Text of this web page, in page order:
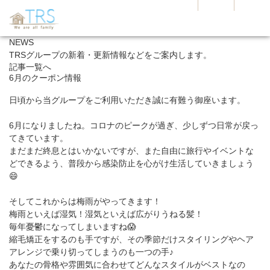
NEWS
TRSグループの新着・更新情報などをご案内します。
記事一覧へ
6月のクーポン情報
日頃から当グループをご利用いただき誠に有難う御座います。
6月になりましたね。コロナのピークが過ぎ、少しずつ日常が戻っ
てきています。
まだまだ終息とはいかないですが、また自由に旅行やイベントな
どできるよう、普段から感染防止を心がけ生活していきましょう
😄
そしてこれからは梅雨がやってきます！
梅雨といえば湿気！湿気といえば広がりうねる髪！
毎年憂鬱になってしまいますね😱
縮毛矯正をするのも手ですが、その季節だけスタイリングやヘア
アレンジで乗り切ってしまうのも一つの手♪
あなたの骨格や雰囲気に合わせてどんなスタイルがベストなの